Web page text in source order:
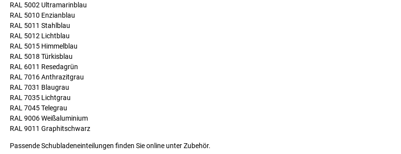
RAL 5002 Ultramarinblau
RAL 5010 Enzianblau
RAL 5011 Stahlblau
RAL 5012 Lichtblau
RAL 5015 Himmelblau
RAL 5018 Türkisblau
RAL 6011 Resedagrün
RAL 7016 Anthrazitgrau
RAL 7031 Blaugrau
RAL 7035 Lichtgrau
RAL 7045 Telegrau
RAL 9006 Weißaluminium
RAL 9011 Graphitschwarz
Passende Schubladeneinteilungen finden Sie online unter Zubehör.